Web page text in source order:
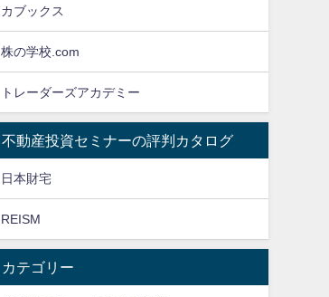
カブックス
株の学校.com
トレーダーズアカデミー
不動産投資セミナーの評判カタログ
日本財宅
REISM
カテゴリー